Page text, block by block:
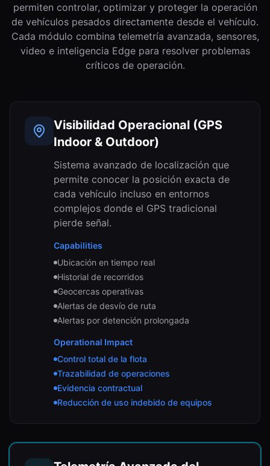
permiten controlar, optimizar y proteger la operación
de vehículos pesados directamente desde el vehículo.
Cada módulo combina telemetría avanzada, sensores,
video e inteligencia Edge para resolver problemas
críticos de operación.
Visibilidad Operacional (GPS
Indoor & Outdoor)
Sistema avanzado de localización que
permite conocer la posición exacta de
cada vehículo incluso en entornos
complejos donde el GPS tradicional
pierde señal.
Capabilities
Ubicación en tiempo real
Historial de recorridos
Geocercas operativas
Alertas de desvío de ruta
Alertas por detención prolongada
Operational Impact
Control total de la flota
Trazabilidad de operaciones
Evidencia contractual
Reducción de uso indebido de equipos